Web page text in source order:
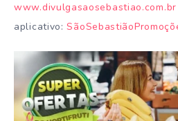
www.divulgasaosebastiao.com.br
aplicativo: